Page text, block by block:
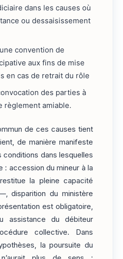
dans les causes où
ou dessaisissement
convention de
aux fins de mise
en cas de retrait du rôle
des parties à
règlement amiable.
de ces causes tient
de manière manifeste
dans lesquelles
: accession du mineur à la
la pleine capacité
disparition du ministère
est obligatoire,
assistance du débiteur
collective. Dans
la poursuite du